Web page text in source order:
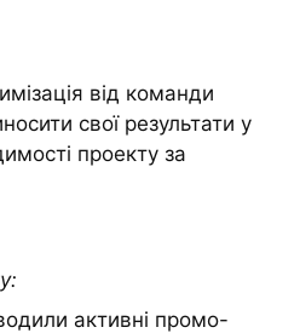
від команди
свої результати у
проекту за
активні промо-